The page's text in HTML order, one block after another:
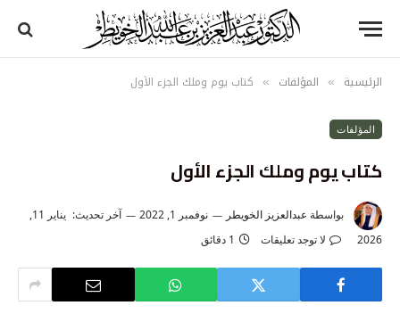
الرئيسية » المؤلفات » كتاب يوم وملك الجزء الأول
المؤلفات
كتاب يوم وملك الجزء الأول
بواسطة عبدالعزيز الخويطر نوفمبر 1, 2022 آخر تحديث:
يناير 11,
2026
لا توجد تعليقات 1 دقائق